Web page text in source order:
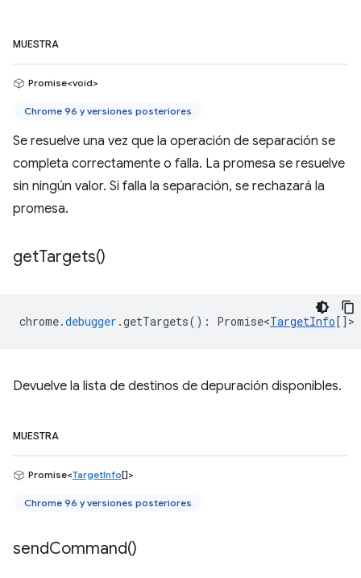
MUESTRA
Promise<void>
Chrome 96 y versiones posteriores
Se resuelve una vez que la operación de separación se
completa correctamente o falla. La promesa se resuelve
sin ningún valor. Si falla la separación, se rechazará la
promesa.
getTargets()
chrome.debugger .getTargets() : Promise<TargetInfo[] >
Devuelve la lista de destinos de depuración disponibles.
MUESTRA
Promise<TargetInfo[]>
Chrome 96 y versiones posteriores
sendCommand()